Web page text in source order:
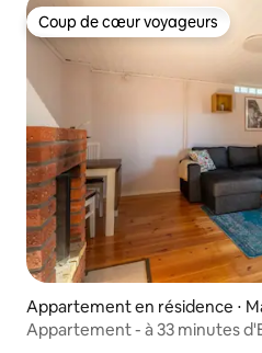
Coup de cœur voyageurs
Coup de cœur voyageurs
Appartement en résidence ⋅
Appartement - à 33 minutes